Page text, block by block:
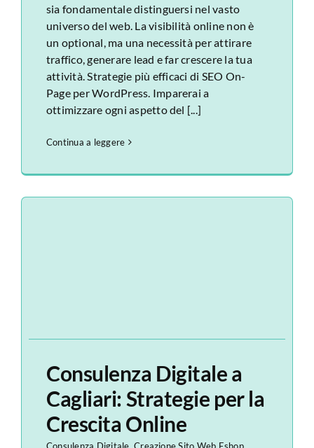
sia fondamentale distinguersi nel vasto
universo del web. La visibilità online non è
un optional, ma una necessità per attirare
traffico, generare lead e far crescere la tua
attività. Strategie più efficaci di SEO On-
Page per WordPress. Imparerai a
ottimizzare ogni aspetto del [...]
Continua a leggere
Consulenza Digitale a
Cagliari: Strategie per la
Crescita Online